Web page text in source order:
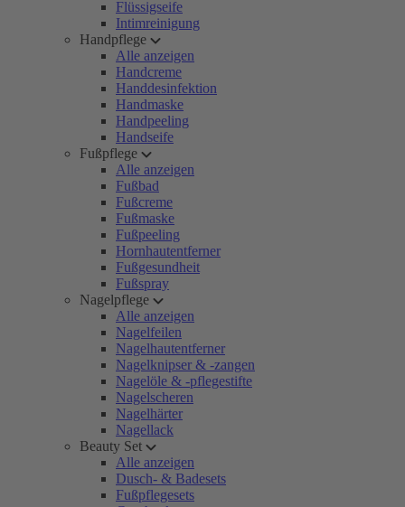
Flüssigseife
Intimreinigung
Handpflege
Alle anzeigen
Handcreme
Handdesinfektion
Handmaske
Handpeeling
Handseife
Fußpflege
Alle anzeigen
Fußbad
Fußcreme
Fußmaske
Fußpeeling
Hornhautentferner
Fußgesundheit
Fußspray
Nagelpflege
Alle anzeigen
Nagelfeilen
Nagelhautentferner
Nagelknipser & -zangen
Nagelöle & -pflegestifte
Nagelscheren
Nagelhärter
Nagellack
Beauty Set
Alle anzeigen
Dusch- & Badesets
Fußpflegesets